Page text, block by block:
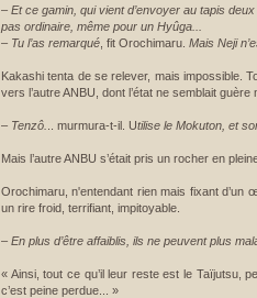
– Et ce gamin, qui vient d’envoyer au tapis
pas ordinaire, même pour un Hyûga...
– Tu l’as remarqué , fit Orochimaru. Mais Neji
Kakashi tenta de se relever, mais impossible.
vers l’autre ANBU, dont l’état ne semblait guère
– Tenzô. .. murmura-t-il. Utilise le Mokuton, et
Mais l’autre ANBU s’était pris un rocher en
Orochimaru, n'entendant rien mais fixant d’un
un rire froid, terrifiant, impitoyable.
– En plus d’être affaiblis, ils ne peuvent plus
« Ainsi, tout ce qu’il leur reste est le Taïjutsu,
c’est peine perdue... »